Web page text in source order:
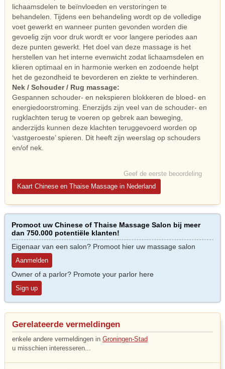
lichaamsdelen te beïnvloeden en verstoringen te
behandelen. Tijdens een behandeling wordt op de volledige
voet gewerkt en wanneer punten gevonden worden die
gevoelig zijn voor druk wordt er voor langere periodes aan
deze punten gewerkt. Het doel van deze massage is het
herstellen van het interne evenwicht zodat lichaamsdelen en
klieren optimaal en in harmonie werken en zodoende helpt
het de gezondheid te bevorderen en ziekte te verhinderen.
Nek / Schouder / Rug massage:
Gespannen schouder- en nekspieren blokkeren de bloed- en
energiedoorstroming. Enerzijds zijn veel van de schouder- en
rugklachten terug te voeren op gebrek aan beweging,
anderzijds kunnen deze klachten teruggevoerd worden op
‘vastgeroeste’ spieren. Dit heeft zijn weerslag op schouders
en/of nek.
Geef de eerste beoordeling
Kaart Chinese en Thaise Massage in Nederland
Promoot uw Chinese of Thaise Massage Salon bij meer
dan 750.000 potentiële klanten!
Eigenaar van een salon? Promoot hier uw massage salon
Aanmelden
Owner of a parlor? Promote your parlor here
Sign up
Gerelateerde vermeldingen
enkele andere vermeldingen in Groningen-Stad
u misschien interesseren...